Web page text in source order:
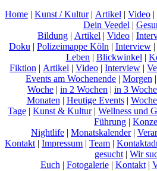
Home | Kunst / Kultur| Artikel | Video |
Dein Veedel |
Bildung | Artikel | Video |
Doku | Polizeimappe Köln | Interview |
Leben | Blickwinkel |
Fiktion | Artikel | Video | Interview |
Events am Wochenende | Morgen |
Woche | in 2 Wochen | in 3
Monaten | Heutige Events|
Tage | Kunst & Kultur| Wellness und
Führung |
Nightlife | Monatskalender|
Kontakt | Impressum | Team |
gesucht | Wir
Euch | Fotogalerie| Kontakt|